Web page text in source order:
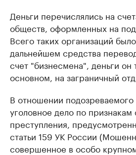
Деньги перечислялись на
обществ, оформленных на
Всего таких организаций
дальнейшем средства
счет "бизнесмена", деньги он
основном, на заграничный
В отношении
уголовное дело по признакам
преступления,
статьи 159 УК России
совершенное в особо